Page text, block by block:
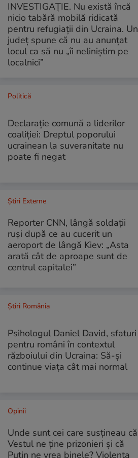
INVESTIGAȚIE. Nu există încă
nicio tabără mobilă ridicată
pentru refugiații din Ucraina. Un
județ spune că nu au anunțat
locul ca să nu „îi neliniștim pe
localnici”
Politică
Declarație comună a liderilor
coaliției: Dreptul poporului
ucrainean la suveranitate nu
poate fi negat
Știri Externe
Reporter CNN, lângă soldații
ruși după ce au cucerit un
aeroport de lângă Kiev: „Asta
arată cât de aproape sunt de
centrul capitalei”
Știri România
Psihologul Daniel David, sfaturi
pentru români în contextul
războiului din Ucraina: Să-și
continue viața cât mai normal
Opinii
Unde sunt cei care susțineau că
Vestul ne ține prizonieri și că
Putin ne vrea binele? Violența